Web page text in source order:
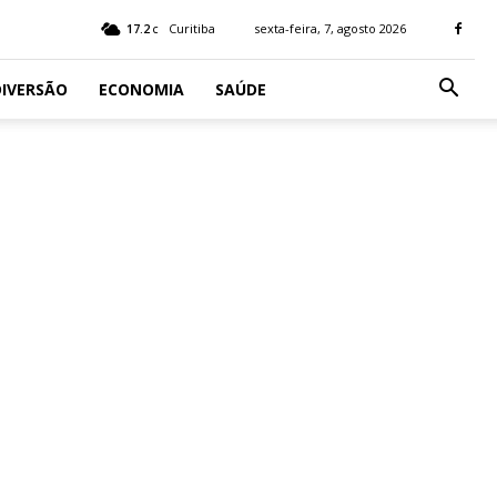
17.2 C Curitiba sexta-feira, 7, agosto 2026
ECONOMIA SAÚDE